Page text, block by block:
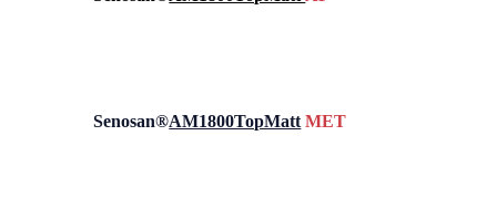
Senosan®AM1800TopMatt MET